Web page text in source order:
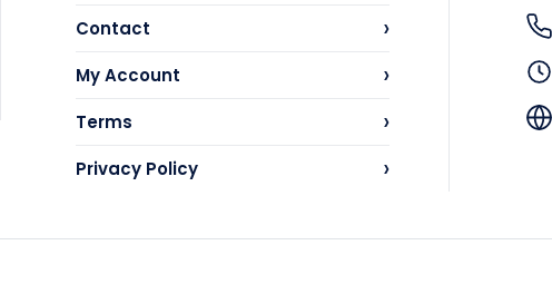
Contact ›
My Account ›
Terms ›
Privacy Policy ›